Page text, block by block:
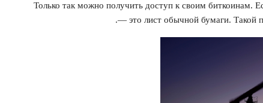
Только так можно получить доступ к своим биткоинам.
— это лист обычной бумаги. Такой